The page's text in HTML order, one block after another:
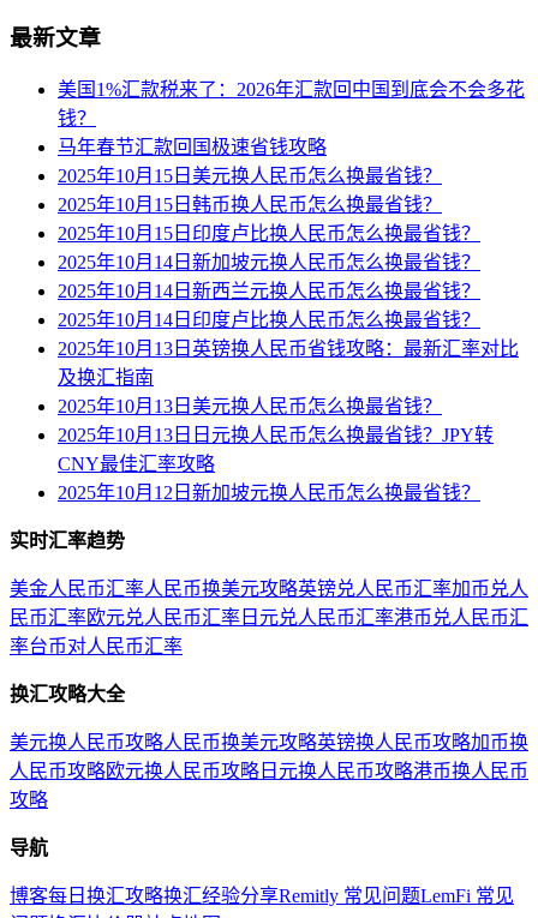
最新文章
美国1%汇款税来了：2026年汇款回中国到底会不会多花
钱？
马年春节汇款回国极速省钱攻略
2025年10月15日美元换人民币怎么换最省钱？
2025年10月15日韩币换人民币怎么换最省钱？
2025年10月15日印度卢比换人民币怎么换最省钱？
2025年10月14日新加坡元换人民币怎么换最省钱？
2025年10月14日新西兰元换人民币怎么换最省钱？
2025年10月14日印度卢比换人民币怎么换最省钱？
2025年10月13日英镑换人民币省钱攻略：最新汇率对比
及换汇指南
2025年10月13日美元换人民币怎么换最省钱？
2025年10月13日日元换人民币怎么换最省钱？JPY转
CNY最佳汇率攻略
2025年10月12日新加坡元换人民币怎么换最省钱？
实时汇率趋势
美金人民币汇率人民币换美元攻略英镑兑人民币汇率加币兑人
民币汇率欧元兑人民币汇率 日元兑人民币汇率港币兑人民币汇
率台币对人民币汇率
换汇攻略大全
美元换人民币攻略人民币换美元攻略英镑换人民币攻略加币换
人民币攻略欧元换人民币攻略 日元换人民币攻略港币换人民币
攻略
导航
博客每日换汇攻略换汇经验分享Remitly 常见问题LemFi 常见